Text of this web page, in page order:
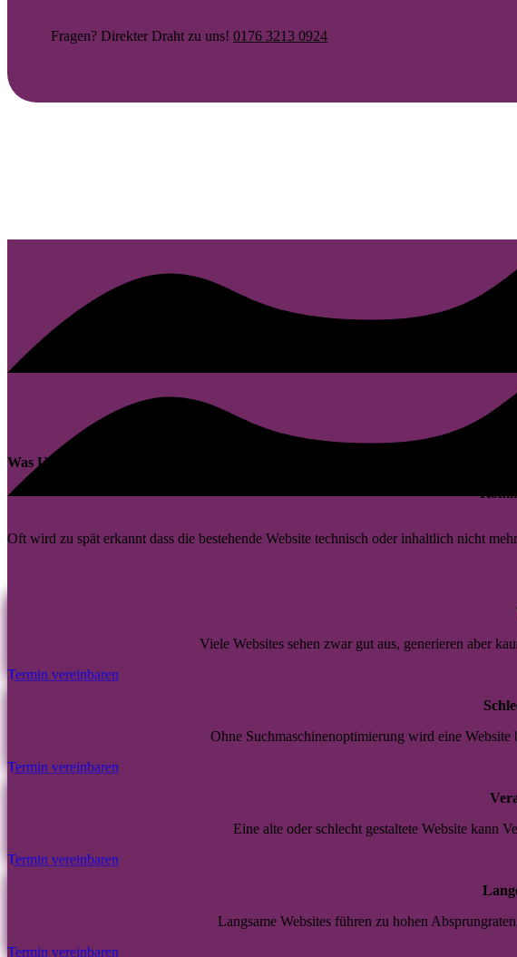
Fragen? Direkter Draht zu uns! 0176 3213 0924
Was Unternehmen in Hohenstein-Ernstthal bei Websites oft unterschätzen
Oft wird zu spät erkannt dass die bestehende Website technisch oder inhaltlich nicht
Viele Websites sehen zwar gut aus, generieren aber
Termin vereinbaren
Ohne Suchmaschinenoptimierung wird eine
Termin vereinbaren
Eine alte oder schlecht gestaltete Website kann
Termin vereinbaren
Langsame Websites führen zu hohen
Termin vereinbaren